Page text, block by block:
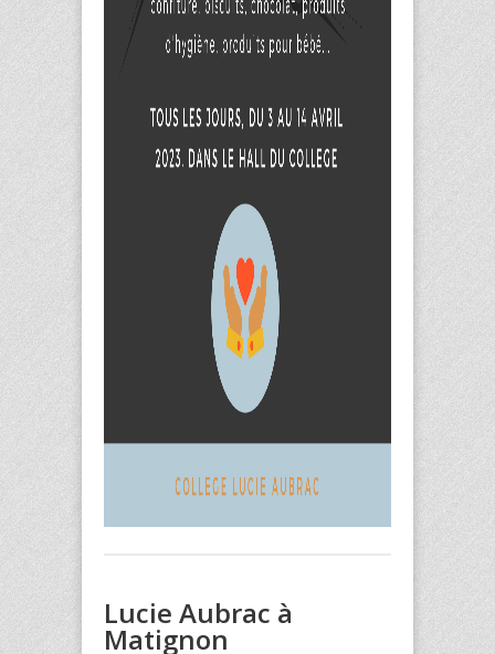
Lucie Aubrac à
Matignon